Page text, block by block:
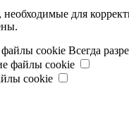
для
cookie Всегда
файлы cookie
cookie